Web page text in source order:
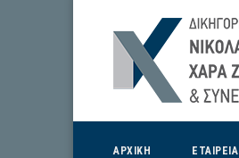
ΑΡΧΙΚΗ ΕΤΑΙΡΕΙΑ